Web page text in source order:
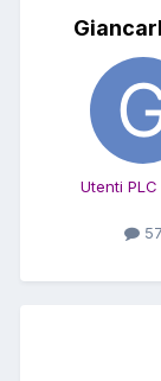
Utenti PLC
57